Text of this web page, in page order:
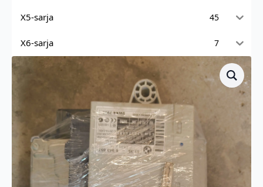
X5-sarja 45
X6-sarja 7